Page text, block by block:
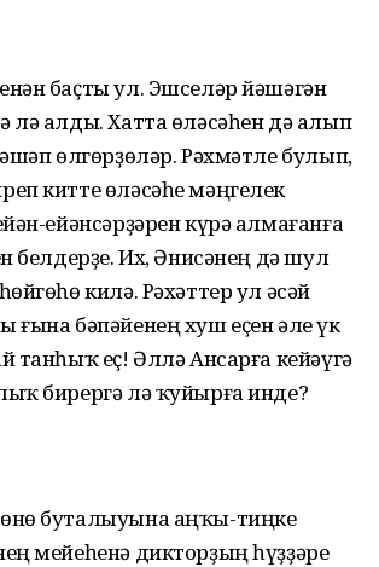
баҫты ул. Эшселәр йәшәгән
лә алды. Хатта өләсәһен дә алып
өлгөрҙөләр. Рәхмәтле булып,
китте өләсәһе мәңгелек
ейәнсәрҙәрен күрә алмағанға
белдерҙе. Их, Әнисәнең дә шул
килә. Рәхәттер ул әсәй
ғына бәпәйенең хуш еҫен әле үк
танһыҡ еҫ! Әллә Ансарға кейәүгә
бирергә лә ҡуйырға инде?
буталыуына аңҡы-тиңке
мейеһенә дикторҙың һүҙҙәре